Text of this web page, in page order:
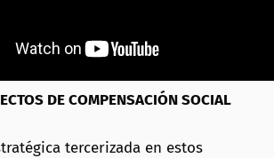
DE COMPENSACIÓN SOCIAL
tercerizada en estos